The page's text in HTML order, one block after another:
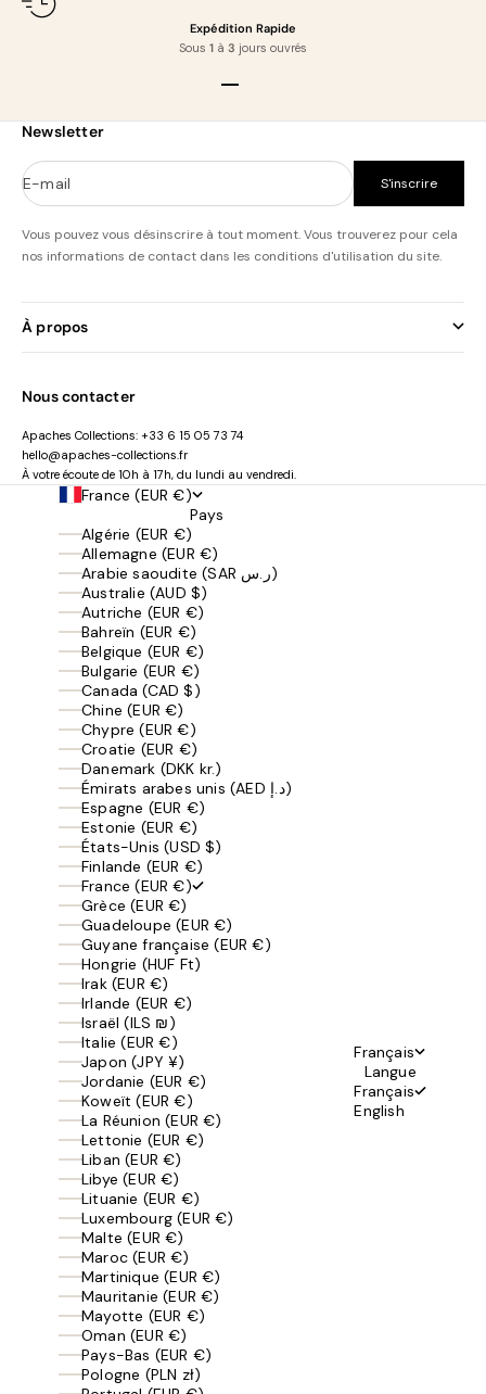
Expédition Rapide
Sous 1 à 3 jours ouvrés
Newsletter
E-mail S'inscrire
Vous pouvez vous désinscrire à tout moment. Vous trouverez pour cela
nos informations de contact dans les conditions d'utilisation du site.
À propos
Nous contacter
Apaches Collections: +33 6 15 05 73 74
hello@apaches-collections.fr
À votre écoute de 10h à 17h, du lundi au vendredi.
France (EUR €)
Pays
Algérie (EUR €)
Allemagne (EUR €)
Arabie saoudite (SAR ر.س)
Australie (AUD $)
Autriche (EUR €)
Bahreïn (EUR €)
Belgique (EUR €)
Bulgarie (EUR €)
Canada (CAD $)
Chine (EUR €)
Chypre (EUR €)
Croatie (EUR €)
Danemark (DKK kr.)
Émirats arabes unis (AED د.إ)
Espagne (EUR €)
Estonie (EUR €)
États-Unis (USD $)
Finlande (EUR €)
France (EUR €)
Grèce (EUR €)
Guadeloupe (EUR €)
Guyane française (EUR €)
Hongrie (HUF Ft)
Irak (EUR €)
Irlande (EUR €)
Israël (ILS ₪)
Italie (EUR €)
Japon (JPY ¥)
Jordanie (EUR €)
Koweït (EUR €)
La Réunion (EUR €)
Lettonie (EUR €)
Liban (EUR €)
Libye (EUR €)
Lituanie (EUR €)
Luxembourg (EUR €)
Malte (EUR €)
Maroc (EUR €)
Martinique (EUR €)
Mauritanie (EUR €)
Mayotte (EUR €)
Oman (EUR €)
Pays-Bas (EUR €)
Pologne (PLN zł)
Français
Langue
Français
English